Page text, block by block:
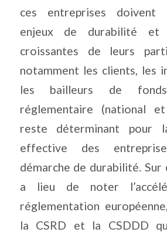
ces entreprises doivent
enjeux de durabilité et
croissantes de leurs
notamment les clients, les
les bailleurs de
réglementaire (national
reste déterminant pour
effective des
démarche de durabilité.
a lieu de noter
réglementation
la CSRD et la CSDDD